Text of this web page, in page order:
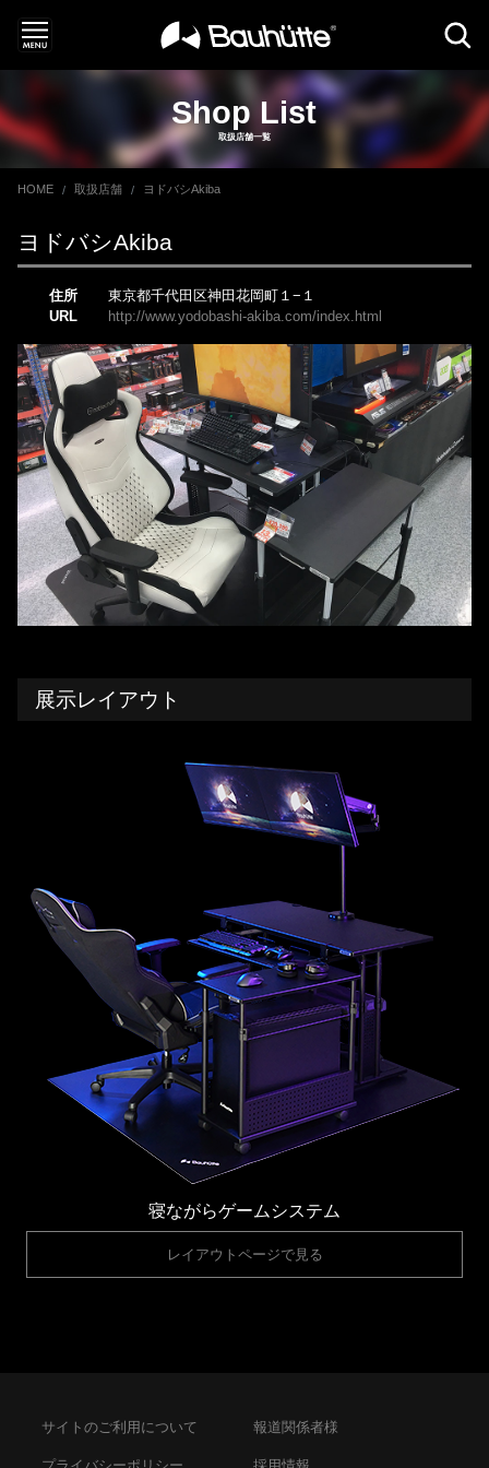
Shop List
取扱店舗一覧
HOME 取扱店舗 ヨドバシAkiba
ヨドバシAkiba
住所
東京都千代田区神田花岡町１−１
URL
http://www.yodobashi-akiba.com/index.html
展示レイアウト
寝ながらゲームシステム
レイアウトページで見る
サイトのご利用について 報道関係者様